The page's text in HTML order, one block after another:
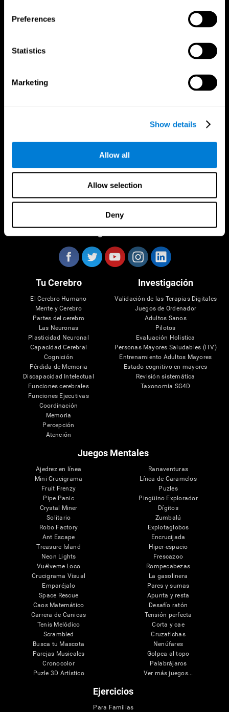
Preferences
Statistics
Marketing
Show details
Allow all
Allow selection
Deny
Tu Cerebro
El Cerebro Humano
Mente y Cerebro
Partes del cerebro
Las Neuronas
Plasticidad Neuronal
Capacidad Cerebral
Cognición
Pérdida de Memoria
Discapacidad Intelectual
Funciones cerebrales
Funciones Ejecutivas
Coordinación
Memoria
Percepción
Atención
Investigación
Validación de las Terapias Digitales
Juegos de Ordenador
Adultos Sanos
Pilotos
Evaluación Holistica
Personas Mayores Saludables (iTV)
Entrenamiento Adultos Mayores
Estado cognitivo en mayores
Revisión sistemática
Taxonomía SG4D
Juegos Mentales
Ajedrez en línea
Mini Crucigrama
Fruit Frenzy
Pipe Panic
Crystal Miner
Solitario
Robo Factory
Ant Escape
Treasure Island
Neon Lights
Vuélveme Loco
Crucigrama Visual
Emparéjalo
Space Rescue
Caos Matemático
Carrera de Canicas
Tenis Melódico
Scrambled
Busca tu Mascota
Parejas Musicales
Cronocolor
Puzle 3D Artístico
Ranaventuras
Línea de Caramelos
Puzles
Pingüino Explorador
Dígitos
Zumbalú
Explotaglobos
Encrucijada
Hiper-espacio
Frescazoo
Rompecabezas
La gasolinera
Pares y sumas
Apunta y resta
Desafío ratón
Tensión perfecta
Corta y cae
Cruzafichas
Nenúfares
Golpea al topo
Palabrájaros
Ver más juegos...
Ejercicios
Para Familias